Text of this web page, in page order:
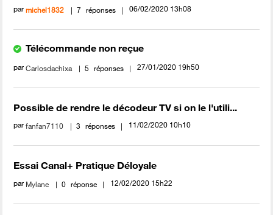
parmichel1832 7 réponses ‎06/02/2020 13h08
Télécommande non reçue
parCarlosdachixa 5 réponses ‎27/01/2020 19h50
Possible de rendre le décodeur TV si on le l'utili...
parfanfan7110 3 réponses ‎11/02/2020 10h10
Essai Canal+ Pratique Déloyale
par Mylane 0 réponse ‎12/02/2020 15h22